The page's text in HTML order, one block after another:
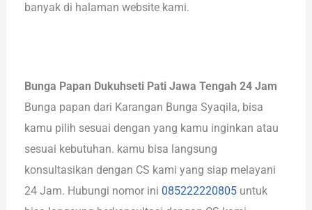
banyak di halaman website kami.
Bunga Papan Dukuhseti Pati Jawa Tengah 24 Jam
Bunga papan dari Karangan Bunga Syaqila, bisa
kamu pilih sesuai dengan yang kamu inginkan atau
sesuai kebutuhan. kamu bisa langsung
konsultasikan dengan CS kami yang siap melayani
24 Jam. Hubungi nomor ini 085222220805 untuk